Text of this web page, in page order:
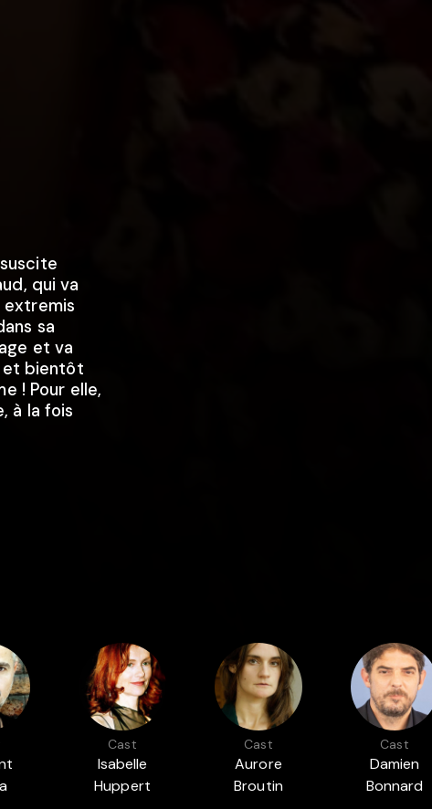
qui va
extremis
sa
et va
et bientôt
! Pour elle,
à la fois
Cast
Isabelle
Huppert
Cast
Aurore
Broutin
Cast
Damien
Bonnard